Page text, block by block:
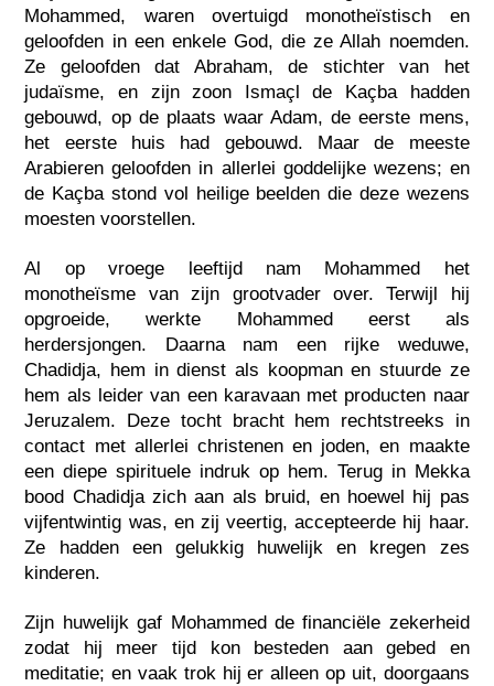
Mohammed, waren overtuigd monotheïstisch en
geloofden in een enkele God, die ze Allah noemden.
Ze geloofden dat Abraham, de stichter van het
judaïsme, en zijn zoon Ismaçl de Kaçba hadden
gebouwd, op de plaats waar Adam, de eerste mens,
het eerste huis had gebouwd. Maar de meeste
Arabieren geloofden in allerlei goddelijke wezens; en
de Kaçba stond vol heilige beelden die deze wezens
moesten voorstellen.
Al op vroege leeftijd nam Mohammed het
monotheïsme van zijn grootvader over. Terwijl hij
opgroeide, werkte Mohammed eerst als
herdersjongen. Daarna nam een rijke weduwe,
Chadidja, hem in dienst als koopman en stuurde ze
hem als leider van een karavaan met producten naar
Jeruzalem. Deze tocht bracht hem rechtstreeks in
contact met allerlei christenen en joden, en maakte
een diepe spirituele indruk op hem. Terug in Mekka
bood Chadidja zich aan als bruid, en hoewel hij pas
vijfentwintig was, en zij veertig, accepteerde hij haar.
Ze hadden een gelukkig huwelijk en kregen zes
kinderen.
Zijn huwelijk gaf Mohammed de financiële zekerheid
zodat hij meer tijd kon besteden aan gebed en
meditatie; en vaak trok hij er alleen op uit, doorgaans